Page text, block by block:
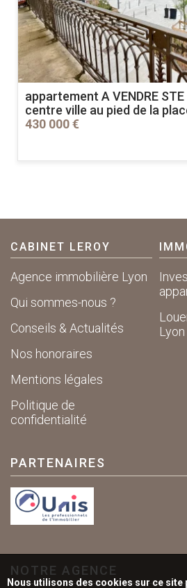
appartement A VENDRE STE
centre ville au pied de la
430 000 €
CABINET LEROY
Agence immobilière Lyon
Qui sommes-nous ?
Conseils & Actualités
Nos honoraires
Mentions légales
Politique de
confidentialité
Lyon
PARTENAIRES
NOTRE AGENCE
Nous utilisons des cookies sur ce